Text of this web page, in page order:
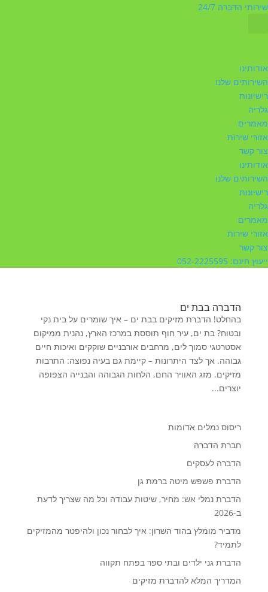
שירותי הדברה 24/7
אודותינו
השירותים שלנו
רישיונות
גלריה
מאמרים
אזורי שירות
צור קשר
אודותינו
השירותים שלנו
רישיונות
גלריה
מאמרים
אזורי שירות
צור קשר
ייעוץ חינם: 052-2225595
הדברה בבת ים
בהחלט! הדברת מזיקים בבת ים – איך שומרים על בית נקי
ובטוח? בת ים, עיר חוף תוססת במרכז הארץ, נהנית ממיקום
אסטרטגי סמוך לים, מרחבים אורבניים שוקקים ואיכות חיים
גבוהה. אך לצד היתרונות – קיימת גם בעיה נפוצה: התרבות
מזיקים. מזג האוויר החם, הלחות הגבוהה והבנייה הצפופה
יוצרים...
ריסוס נמלים אדומות
חברת הדברה
הדברה לעסקים
הדברת פשפש מיטה ברמת גן
הדברת נמלי אש: מחיר, שיטות עבודה וכל מה שצריך לדעת
ב-2026
מדביר מומלץ בהוד השרון: איך לבחור נכון ולהיפטר מהמזיקים
לתמיד?
הדברת גני ילדים ובתי ספר בפתח תקווה
המדריך המלא להדברת מזיקים